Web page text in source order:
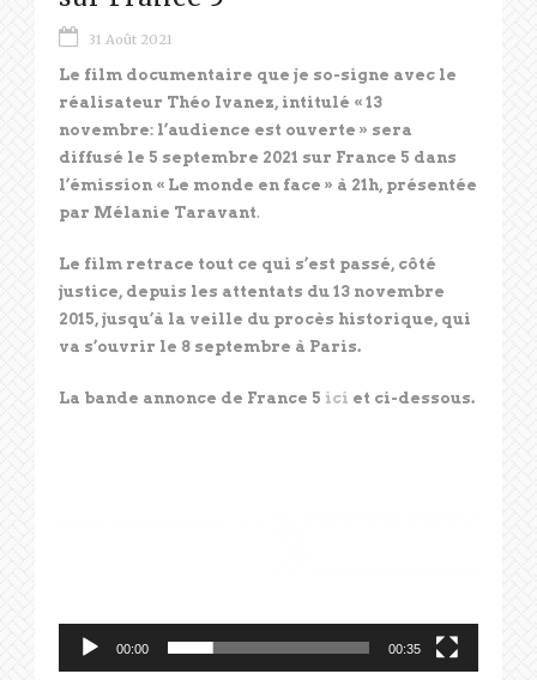
31 Août 2021
Le film documentaire que je so-signe avec le
réalisateur Théo Ivanez, intitulé « 13
novembre: l’audience est ouverte » sera
diffusé le 5 septembre 2021 sur France 5 dans
l’émission « Le monde en face » à 21h, présentée
par Mélanie Taravant.
Le film retrace tout ce qui s’est passé, côté
justice, depuis les attentats du 13 novembre
2015, jusqu’à la veille du procès historique, qui
va s’ouvrir le 8 septembre à Paris.
La bande annonce de France 5 ici et ci-dessous.
00:00 00:35